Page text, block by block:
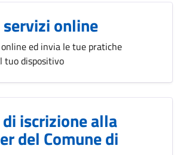
online
ed invia le tue pratiche
tuo dispositivo
iscrizione alla
del Comune di